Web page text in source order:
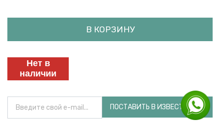
В КОРЗИНУ
Нет в
наличии
ПОСТАВИТЬ В ИЗВЕСТНОСТЬ